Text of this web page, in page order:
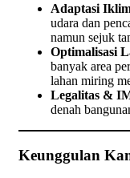
Adaptasi
udara dan
namun sejuk
Optimalisasi
banyak area
lahan miring
Legalitas &
denah
Keunggulan